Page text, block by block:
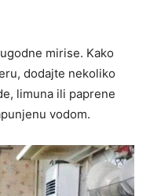
mirise. Kako
dodajte nekoliko
limuna ili paprene
vodom.